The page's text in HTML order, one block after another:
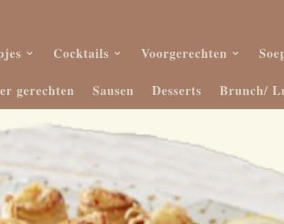
Cocktails Voorgerechten
gerechten Sausen Desserts Brunch/